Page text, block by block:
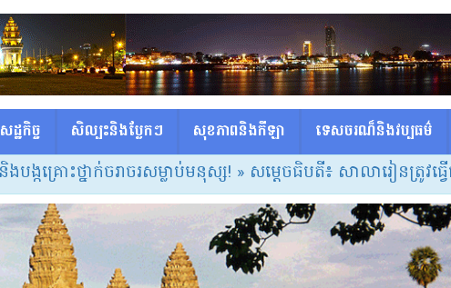
ដ្ឋកិច្ច សិល្បះនិងប្លែកៗ សុខភាពនិងកីឡា ទេសចរណ៏និងវប្បធម៌
នាក់ចរាចរសម្លាប់មនុស្ស!» សម្ដេចធិបតី៖ សាលារៀនត្រូវធ្វើជាម